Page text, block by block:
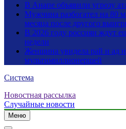
В Анапе объявили угрозу
Мужчина разбогател на 80
месяца после другого
В 2026 году россиян ждут
недели
Женщина увидела рай и ад
мультимиллионершей
Система
Новостная рассылка
Случайные новости
Меню